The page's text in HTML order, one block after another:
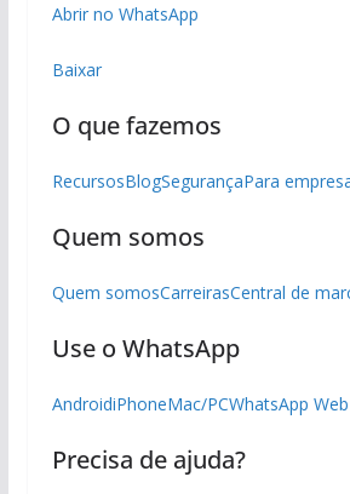
Abrir no WhatsApp
Baixar
O que fazemos
RecursosBlogSegurançaPara
Quem somos
Quem somosCarreirasCentral de
Use o WhatsApp
AndroidiPhoneMac/PCWhatsApp Web
Precisa de ajuda?